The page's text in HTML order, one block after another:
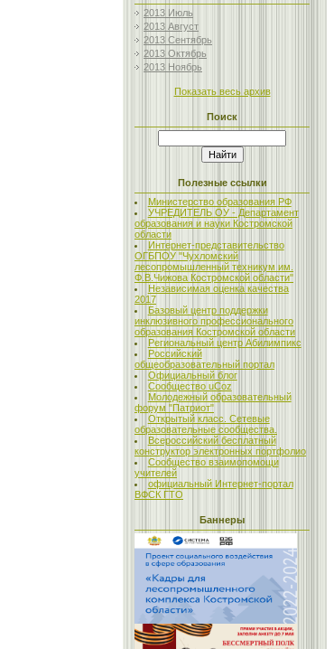
2013 Июль
2013 Август
2013 Сентябрь
2013 Октябрь
2013 Ноябрь
Показать весь архив
Поиск
Полезные ссылки
Министерство образования РФ
УЧРЕДИТЕЛЬ ОУ - Департамент
образования и науки Костромской
области
Интернет-представительство
ОГБПОУ "Чухломский
лесопромышленный техникум им.
Ф.В.Чижова Костромской области"
Независимая оценка качества
2017
Базовый центр поддержки
инклюзивного профессионального
образования Костромской области
Региональный центр Абилимпикс
Российский
общеобразовательный портал
Официальный блог
Сообщество uCoz
Молодежный образовательный
форум "Патриот"
Открытый класс. Сетевые
образовательные сообщества.
Всероссийский бесплатный
конструктор электронных портфолио
Сообщество взаимопомощи
учителей
официальный Интернет-портал
ВФСК ГТО
Баннеры